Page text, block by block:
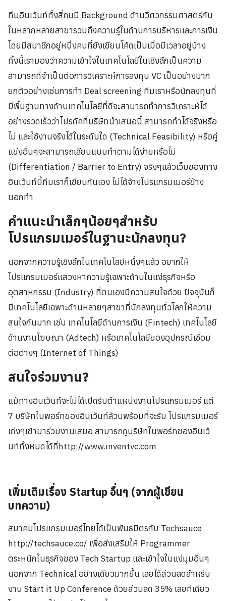
ทีมอินเว้นท์ทั้งสี่คนมี Background ด้านวิศวกรรมศาสตร์กัน
ในหลากหลายสาขารวมถึงความรู้ในด้านการบริหารและการเงิน
โดยมีสมาชิกอยู่หนึ่งคนที่ยังเขียนโค้ดเป็นเมื่อมีเวลาอยู่บ้าง
ทั้งนี้เรามองว่าความเข้าใจในเทคโนโลยีในเชิงลึกเป็นความ
สามารถที่จำเป็นต่อการวิเคราะห์การลงทุน VC เป็นอย่างมาก
ยกตัวอย่างเช่นการทำ Deal screening ทีมเราหรือนักลงทุนที่
มีพื้นฐานทางด้านเทคโนโลยีที่ดีจะสามารถทำการวิเคราะห์ได้
อย่างรวดเร็วว่าโปรดัคที่บริษัทนำเสนอนี้ สามารถทำได้จริงหรือ
ไม่ และใช้งานจริงได้ในระดับใด (Technical Feasibility) หรือคู่
แข่งอื่นๆจะสามารถเลียนแบบทำตามได้ง่ายหรือไม่
(Differentiation / Barrier to Entry) จริงๆแล้วเว็บของทาง
อินเว้นท์นี้ทีมเราก็เขียนกันเอง ไม่ได้จ้างโปรแกรมเมอร์ข้าง
นอกทำ
คำแนะนำเล็กๆน้อยๆสำหรับ
โปรแกรมเมอร์ในฐานะนักลงทุน?
นอกจากความรู้เชิงลึกในเทคโนโลยีหนึ่งๆแล้ว อยากให้
โปรแกรมเมอร์แสวงหาความรู้เฉพาะด้านในแง่ธุรกิจหรือ
อุตสาหกรรม (Industry) ที่ตนเองมีความสนใจด้วย ปัจจุบันก็
มีเทคโนโลยีเฉพาะด้านหลายๆสาขาที่นักลงทุนทั่วโลกให้ความ
สนใจกันมาก เช่น เทคโนโลยีด้านการเงิน (Fintech) เทคโนโลยี
ด้านงานโฆษณา (Adtech) หรือเทคโนโลยีของอุปกรณ์เชื่อม
ต่อต่างๆ (Internet of Things)
สนใจร่วมงาน?
แม้ทางอินเว้นท์จะไม่ได้เปิดรับตำแหน่งงานโปรแกรมเมอร์ แต่
7 บริษัทในพอร์ทของอินเว้นท์ล้วนพร้อมที่จะรับ โปรแกรมเมอร์
เก่งๆเข้ามาร่วมงานเสมอ สามารถดูบริษัทในพอร์ทของอินเว้
นท์ทั้งหมดได้ที่http://www.inventvc.com
เพิ่มเติมเรื่อง Startup อื่นๆ (จากผู้เขียน
บทความ)
สมาคมโปรแกรมเมอร์ไทยได้เป็นพันธมิตรกับ Techsauce
http://techsauce.co/ เพื่อส่งเสริมให้ Programmer
ตระหนักในธุรกิจของ Tech Startup และเข้าใจในแง่มุมอื่นๆ
นอกจาก Technical อย่างเดียวมากขึ้น เลยได้ส่วนลดสำหรับ
งาน Start it Up Conference ด้วยส่วนลด 35% เลยทีเดียว